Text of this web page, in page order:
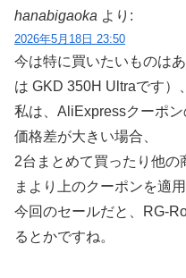
hanabigaoka より:
2026年5月18日 23:50
今は特に買いたいものは
は GKD 350H Ultraです）、
私は、AliExpressクーポ
価格差が大きい場合、
2台まとめて買ったり他の
まより上のクーポンを適用
今回のセールだと、RG-
るとかですね。